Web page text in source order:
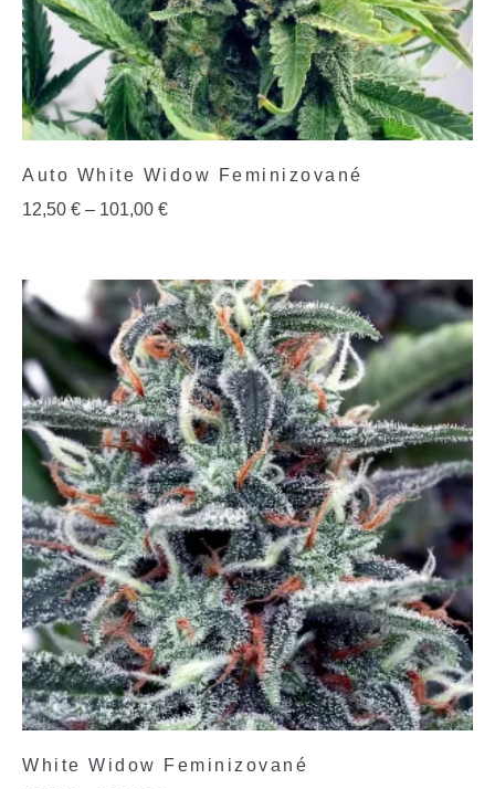
Auto White Widow Feminizované
12,50 € – 101,00 €
White Widow Feminizované